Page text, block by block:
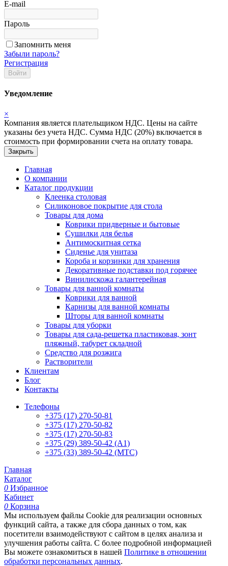
E-mail
Пароль
Запомнить меня
Забыли пароль?
Регистрация
Войти
Уведомление
×
Компания является плательщиком НДС. Цены на сайте
указаны без учета НДС. Сумма НДС (20%) включается в
стоимость при формировании счета на оплату товара.
Закрыть
Главная
О компании
Каталог продукции
Клеенка столовая
Силиконовое покрытие для стола
Товары для дома
Коврики придверные и бытовые
Сушилки для белья
Антимоскитная сетка
Сиденье для унитаза
Короба и корзинки для хранения
Декоративные подставки под горячее
Винилискожа галантерейная
Товары для ванной комнаты
Коврики для ванной
Карнизы для ванной комнаты
Шторы для ванной комнаты
Товары для уборки
Товары для сада-решетка пластиковая, зонт
пляжный, табурет складной
Средство для розжига
Растворители
Клиентам
Блог
Контакты
Телефоны
+375 (17) 270-50-81
+375 (17) 270-50-82
+375 (17) 270-50-83
+375 (29) 389-50-42 (А1)
+375 (33) 389-50-42 (МТС)
Главная
Каталог
0 Избранное
Кабинет
0 Корзина
Мы используем файлы Cookie для реализации основных
функций сайта, а также для сбора данных о том, как
посетители взаимодействуют с сайтом в целях анализа и
улучшения работы сайта. С более подробной информацией
Вы можете ознакомиться в нашей Политике в отношении
обработки персональных данных.